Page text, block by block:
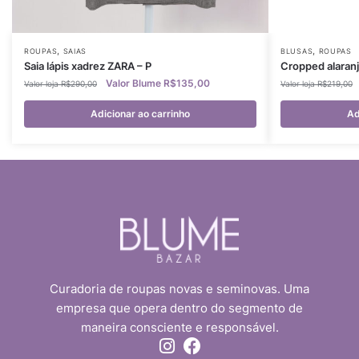
ROUPAS SAIAS
Saia lápis xadrez ZARA – P
R$290,00 R$135,00
Adicionar ao carrinho
BLUSAS ROUPAS
Cropped
R$219,00
Curadoria de roupas novas e seminovas. Uma
empresa que opera dentro do segmento de
maneira consciente e responsável.